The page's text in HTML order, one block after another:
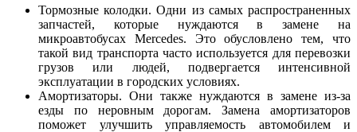
Тормозные колодки. Одни из самых распространенных
запчастей, которые нуждаются в замене на
микроавтобусах Mercedes. Это обусловлено тем, что
такой вид транспорта часто используется для перевозки
грузов или людей, подвергается интенсивной
эксплуатации в городских условиях.
Амортизаторы. Они также нуждаются в замене из-за
езды по неровным дорогам. Замена амортизаторов
поможет улучшить управляемость автомобилем и